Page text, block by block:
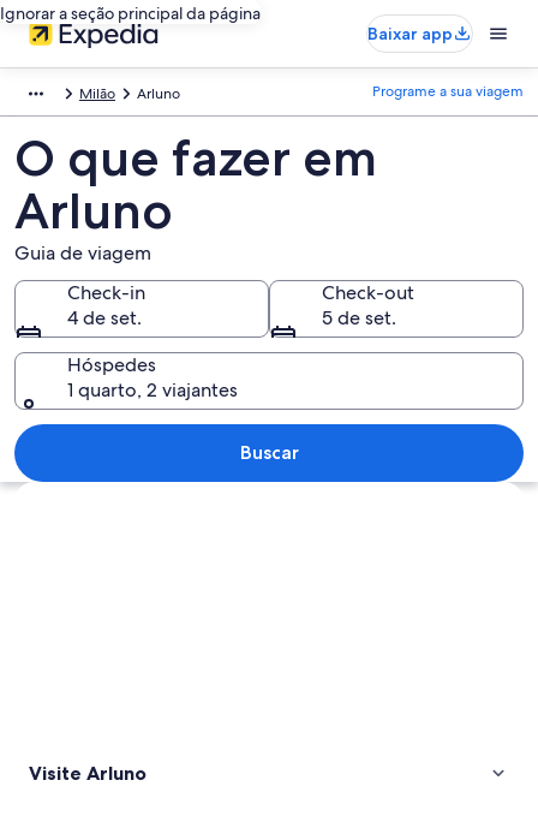
Ignorar a seção principal da página
Baixar app
Milão Arluno Programe a sua viagem
O que fazer em
Arluno
Guia de viagem
Check-in
4 de set.
Check-out
5 de set.
Hóspedes
1 quarto, 2 viajantes
Buscar
Explorar mapa
Visite Arluno